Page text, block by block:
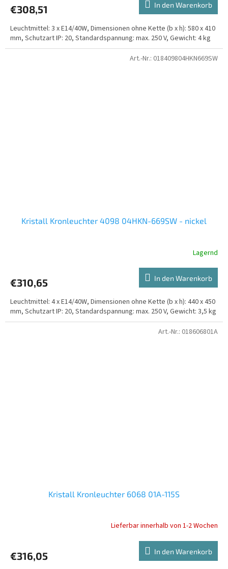
€308,51 In den Warenkorb
Leuchtmittel: 3 x E14/40W, Dimensionen ohne Kette (b x h): 580 x 410
mm, Schutzart IP: 20, Standardspannung: max. 250 V, Gewicht: 4 kg
Kristall Kronleuchter 4098 04HKN-669SW - nickel
Lagernd
€310,65 In den Warenkorb
Leuchtmittel: 4 x E14/40W, Dimensionen ohne Kette (b x h): 440 x 450
mm, Schutzart IP: 20, Standardspannung: max. 250 V, Gewicht: 3,5 kg
Art.-Nr.: 018409804HKN669SW
Kristall Kronleuchter 6068 01A-115S
Lieferbar innerhalb von 1-2 Wochen
€316,05 In den Warenkorb
Art.-Nr.: 018606801A